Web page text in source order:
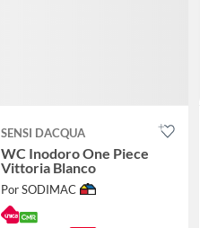
SENSI DACQUA
WC Inodoro One Piece
Vittoria Blanco
Por SODIMAC